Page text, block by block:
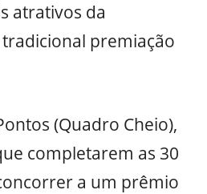
atrativos da
premiação
(Quadro Cheio),
completarem as 30
a um prêmio